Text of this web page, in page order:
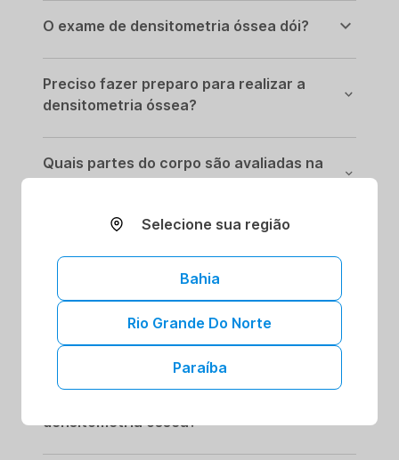
O exame de densitometria óssea dói?
Preciso fazer preparo para realizar a
densitometria óssea?
Quais partes do corpo são avaliadas na
densitometria óssea?
A densitometria óssea detecta
osteoporose?
densitometria óssea?
Selecione sua região
Bahia
Rio Grande Do Norte
Paraíba